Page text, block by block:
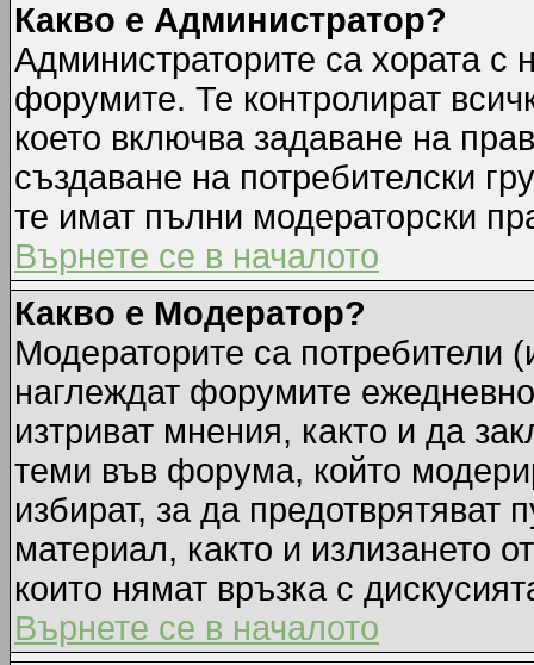
Какво е Администратор?
Администраторите са хората с
форумите. Те контролират
което включва задаване на
създаване на потребителски
те имат пълни модераторски
Върнете се в началото
Какво е Модератор?
Модераторите са потребители
наглеждат форумите
изтриват мнения, както и да
теми във форума, който
избират, за да предотврятяват
материал, както и излизането
които нямат връзка с
Върнете се в началото